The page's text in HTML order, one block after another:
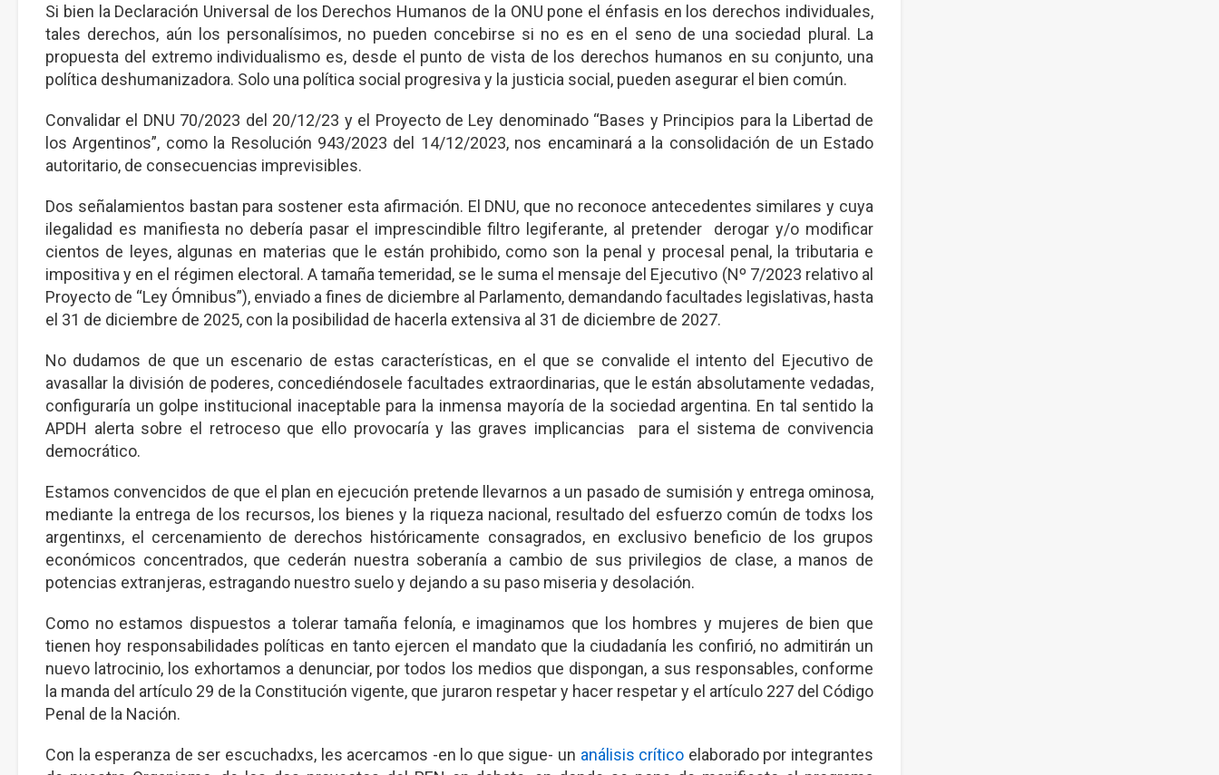
Si bien la Declaración Universal de los Derechos Humanos de la ONU pone el énfasis en los derechos individuales,
tales derechos, aún los personalísimos, no pueden concebirse si no es en el seno de una sociedad plural. La
propuesta del extremo individualismo es, desde el punto de vista de los derechos humanos en su conjunto, una
política deshumanizadora. Solo una política social progresiva y la justicia social, pueden asegurar el bien común.
Convalidar el DNU 70/2023 del 20/12/23 y el Proyecto de Ley denominado “Bases y Principios para la Libertad de
los Argentinos”, como la Resolución 943/2023 del 14/12/2023, nos encaminará a la consolidación de un Estado
autoritario, de consecuencias imprevisibles.
Dos señalamientos bastan para sostener esta afirmación. El DNU, que no reconoce antecedentes similares y cuya
ilegalidad es manifiesta no debería pasar el imprescindible filtro legiferante, al pretender derogar y/o modificar
cientos de leyes, algunas en materias que le están prohibido, como son la penal y procesal penal, la tributaria e
impositiva y en el régimen electoral. A tamaña temeridad, se le suma el mensaje del Ejecutivo (Nº 7/2023 relativo al
Proyecto de “Ley Ómnibus”), enviado a fines de diciembre al Parlamento, demandando facultades legislativas, hasta
el 31 de diciembre de 2025, con la posibilidad de hacerla extensiva al 31 de diciembre de 2027.
No dudamos de que un escenario de estas características, en el que se convalide el intento del Ejecutivo de
avasallar la división de poderes, concediéndosele facultades extraordinarias, que le están absolutamente vedadas,
configuraría un golpe institucional inaceptable para la inmensa mayoría de la sociedad argentina. En tal sentido la
APDH alerta sobre el retroceso que ello provocaría y las graves implicancias para el sistema de convivencia
democrático.
Estamos convencidos de que el plan en ejecución pretende llevarnos a un pasado de sumisión y entrega ominosa,
mediante la entrega de los recursos, los bienes y la riqueza nacional, resultado del esfuerzo común de todxs los
argentinxs, el cercenamiento de derechos históricamente consagrados, en exclusivo beneficio de los grupos
económicos concentrados, que cederán nuestra soberanía a cambio de sus privilegios de clase, a manos de
potencias extranjeras, estragando nuestro suelo y dejando a su paso miseria y desolación.
Como no estamos dispuestos a tolerar tamaña felonía, e imaginamos que los hombres y mujeres de bien que
tienen hoy responsabilidades políticas en tanto ejercen el mandato que la ciudadanía les confirió, no admitirán un
nuevo latrocinio, los exhortamos a denunciar, por todos los medios que dispongan, a sus responsables, conforme
la manda del artículo 29 de la Constitución vigente, que juraron respetar y hacer respetar y el artículo 227 del Código
Penal de la Nación.
Con la esperanza de ser escuchadxs, les acercamos -en lo que sigue- un análisis crítico elaborado por integrantes